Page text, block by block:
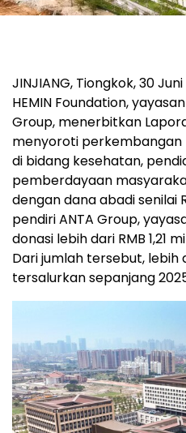
JINJIANG, Tiongkok, 30
HEMIN Foundation,
Group, menerbitkan
menyoroti
di bidang kesehatan,
pemberdayaan
dengan dana abadi senilai
pendiri ANTA Group,
donasi lebih dari RMB 1,21
Dari jumlah tersebut, lebih
tersalurkan sepanjang